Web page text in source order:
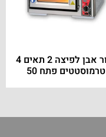
תנור אבן לפיצה 2 תאים 4
טרמוסטטים פתח 50